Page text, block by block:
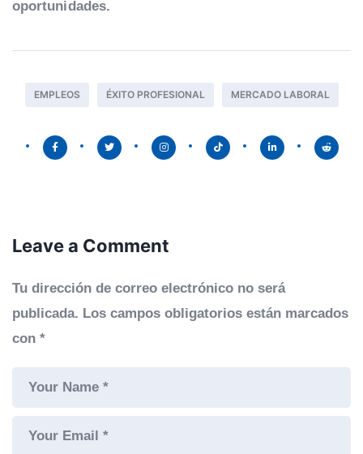
oportunidades.
EMPLEOS ÉXITO PROFESIONAL MERCADO LABORAL
Leave a Comment
Tu dirección de correo electrónico no será
publicada. Los campos obligatorios están marcados
con *